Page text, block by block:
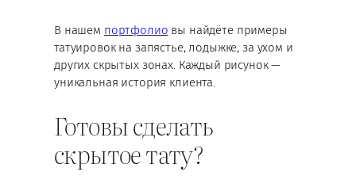
В нашем портфолио вы найдёте примеры
татуировок на запястье, лодыжке, за ухом и
других скрытых зонах. Каждый рисунок —
уникальная история клиента.
Готовы сделать
скрытое тату?